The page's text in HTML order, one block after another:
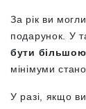
За рік ви
подарунок. У
бути
мінімуми
У разі, якщо